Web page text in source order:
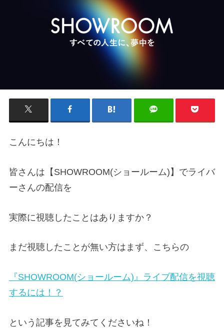
こんにちは！
皆さんは【SHOWROOM(ショールーム)】でライバ
ーさんの配信を
実際に視聴したことはありますか？
まだ視聴したことが無い方はまず、こちらの
『SHOWROOM(ショールーム)』ライブ配信を視聴
するには！？
という記事を見てみてくださいね！